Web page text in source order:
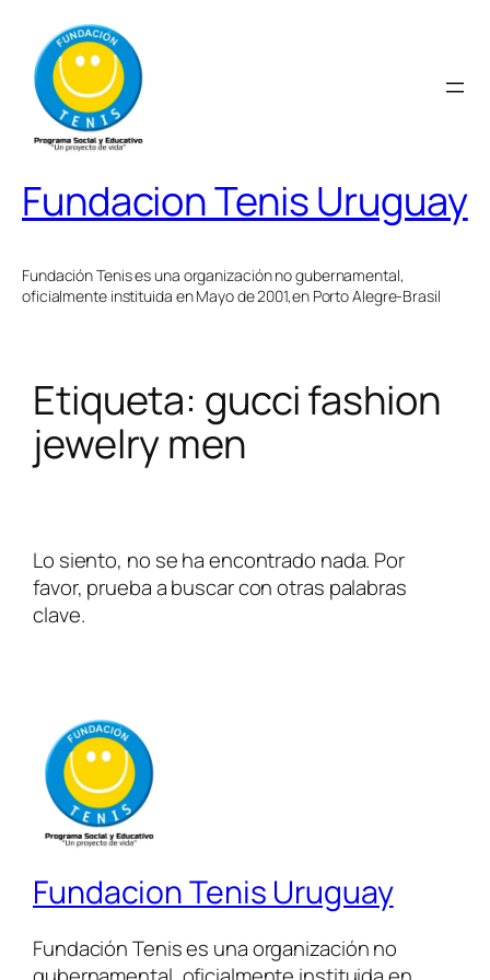
contenido
Fundacion Tenis Uruguay
Fundación Tenis es una organización no gubernamental,
oficialmente instituida en Mayo de 2001,en Porto Alegre-Brasil
Etiqueta: gucci fashion
jewelry men
Lo siento, no se ha encontrado nada. Por
favor, prueba a buscar con otras palabras
clave.
Fundacion Tenis Uruguay
Fundación Tenis es una organización no